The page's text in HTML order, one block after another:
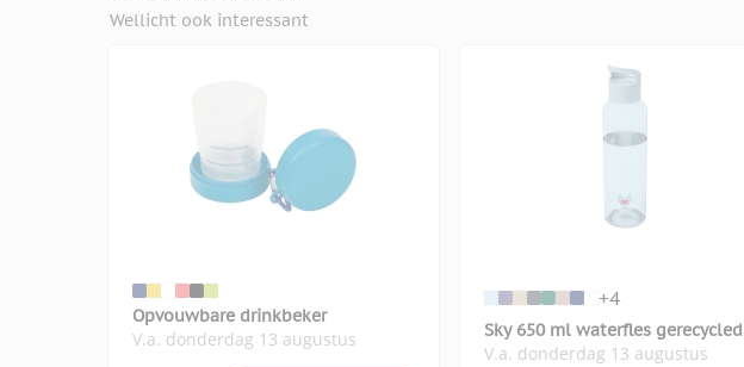
Wellicht ook interessant
Opvouwbare drinkbeker
V.a. donderdag 13 augustus
+4
Sky 650 ml waterfles gerecycled
plastic
V.a. donderdag 13 augustus